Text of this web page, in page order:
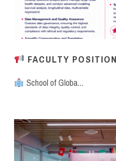
FACULTY
School of Globa...